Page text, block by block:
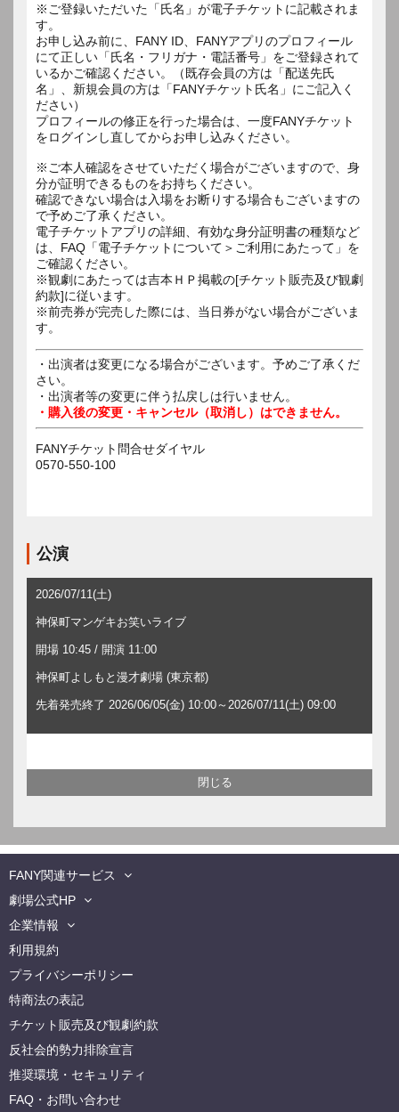
※ご登録いただいた「氏名」が電子チケットに記載されま
す。
お申し込み前に、FANY ID、FANYアプリのプロフィール
にて正しい「氏名・フリガナ・電話番号」をご登録されて
いるかご確認ください。（既存会員の方は「配送先氏
名」、新規会員の方は「FANYチケット氏名」にご記入く
ださい）
プロフィールの修正を行った場合は、一度FANYチケット
をログインし直してからお申し込みください。
※ご本人確認をさせていただく場合がございますので、身
分が証明できるものをお持ちください。
確認できない場合は入場をお断りする場合もございますの
で予めご了承ください。
電子チケットアプリの詳細、有効な身分証明書の種類など
は、FAQ「電子チケットについて＞ご利用にあたって」を
ご確認ください。
※観劇にあたっては吉本ＨＰ掲載の[チケット販売及び観劇
約款]に従います。
※前売券が完売した際には、当日券がない場合がございま
す。
・出演者は変更になる場合がございます。予めご了承くだ
さい。
・出演者等の変更に伴う払戻しは行いません。
・購入後の変更・キャンセル（取消し）はできません。
FANYチケット問合せダイヤル
0570-550-100
公演
2026/07/11(土)
神保町マンゲキお笑いライブ
開場 10:45 / 開演 11:00
神保町よしもと漫才劇場 (東京都)
先着発売終了 2026/06/05(金) 10:00～2026/07/11(土) 09:00
FANY関連サービス
劇場公式HP
企業情報
利用規約
プライバシーポリシー
特商法の表記
チケット販売及び観劇約款
反社会的勢力排除宣言
推奨環境・セキュリティ
FAQ・お問い合わせ